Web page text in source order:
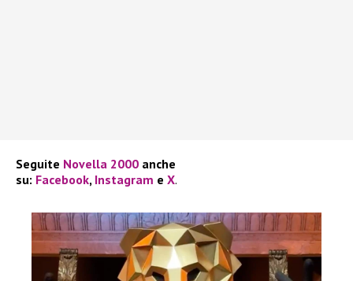
Seguite Novella 2000 anche
su: Facebook, Instagram e X.